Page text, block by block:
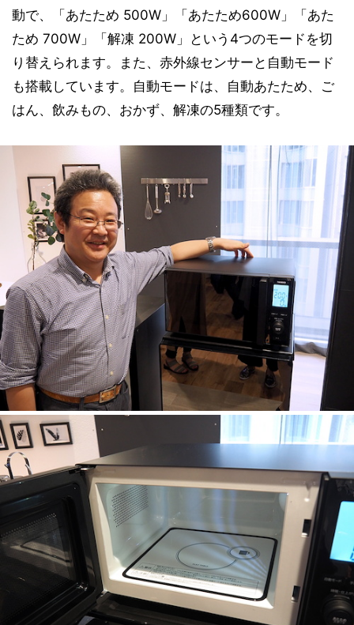
動で、「あたため 500W」「あたため600W」「あた
ため 700W」「解凍 200W」という4つのモードを切
り替えられます。また、赤外線センサーと自動モード
も搭載しています。自動モードは、自動あたため、ご
はん、飲みもの、おかず、解凍の5種類です。